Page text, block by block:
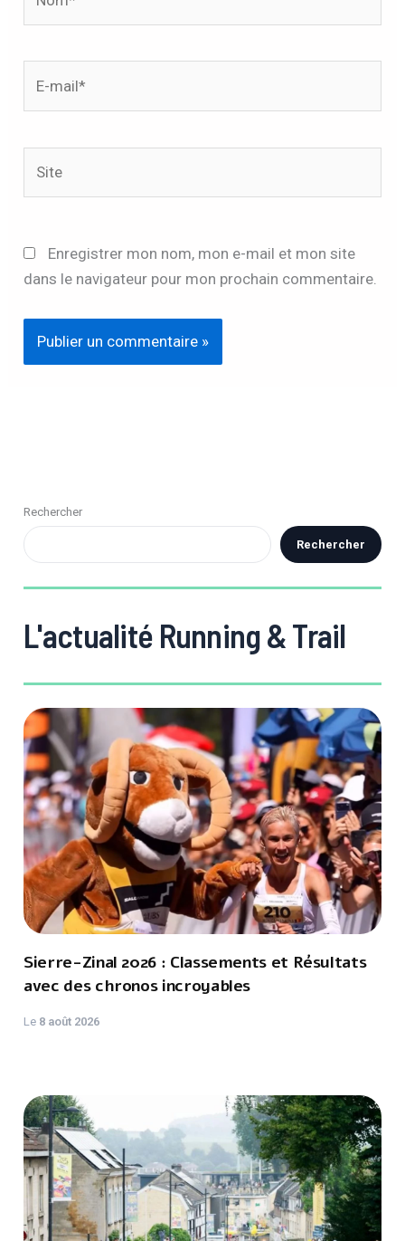
Enregistrer mon nom, mon e-mail et mon site
dans le navigateur pour mon prochain commentaire.
Rechercher
Rechercher
L'actualité Running & Trail
Sierre-Zinal 2026 : Classements et Résultats
avec des chronos incroyables
Le 8 août 2026